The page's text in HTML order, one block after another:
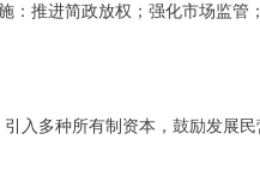
推进简政放权；强化市场监管
多种所有制资本，鼓励发展